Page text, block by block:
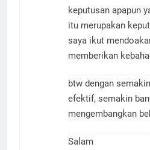
kita berada di
keputusan apapun
itu merupakan
saya ikut
btw dengan
efektif, semakin